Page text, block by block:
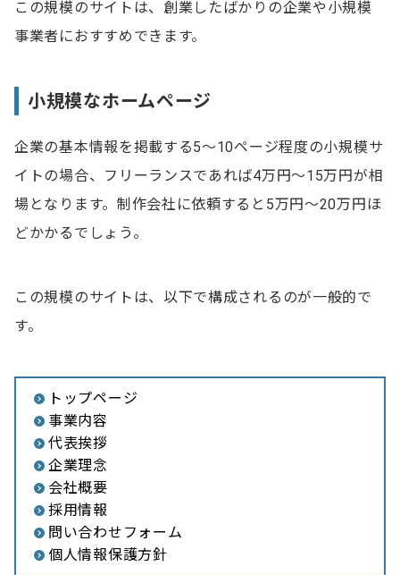
この規模のサイトは、創業したばかりの企業や小規模
事業者におすすめできます。
小規模なホームページ
企業の基本情報を掲載する5～10ページ程度の小規模サ
イトの場合、フリーランスであれば4万円～15万円が相
場となります。制作会社に依頼すると5万円～20万円ほ
どかかるでしょう。
この規模のサイトは、以下で構成されるのが一般的で
す。
トップページ
事業内容
代表挨拶
企業理念
会社概要
採用情報
問い合わせフォーム
個人情報保護方針